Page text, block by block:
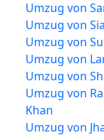
Umzug von
Umzug von
Umzug von
Umzug von
Umzug von
Umzug von
Khan
Umzug von